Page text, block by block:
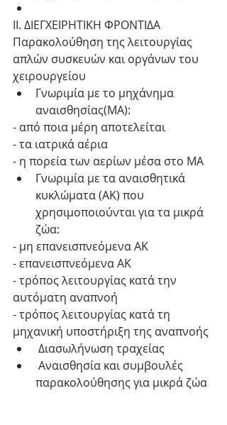
ΙΙ. ΔΙΕΓΧΕΙΡΗΤΙΚΗ ΦΡΟΝΤΙΔΑ
Παρακολούθηση της λειτουργίας
απλών συσκευών και οργάνων του
χειρουργείου
Γνωριμία με το μηχάνημα
αναισθησίας(ΜΑ):
- από ποια μέρη αποτελείται
- τα ιατρικά αέρια
- η πορεία των αερίων μέσα στο ΜΑ
Γνωριμία με τα αναισθητικά
κυκλώματα (ΑΚ) που
χρησιμοποιούνται για τα μικρά
ζώα:
- μη επανεισπνεόμενα ΑΚ
- επανεισπνεόμενα ΑΚ
- τρόπος λειτουργίας κατά την
αυτόματη αναπνοή
- τρόπος λειτουργίας κατά τη
μηχανική υποστήριξη της αναπνοής
Διασωλήνωση τραχείας
παρακολούθησης για μικρά ζώα